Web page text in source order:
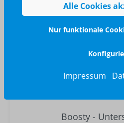
Boosty -
Alle Cookies
Nur funktionale
Impressum